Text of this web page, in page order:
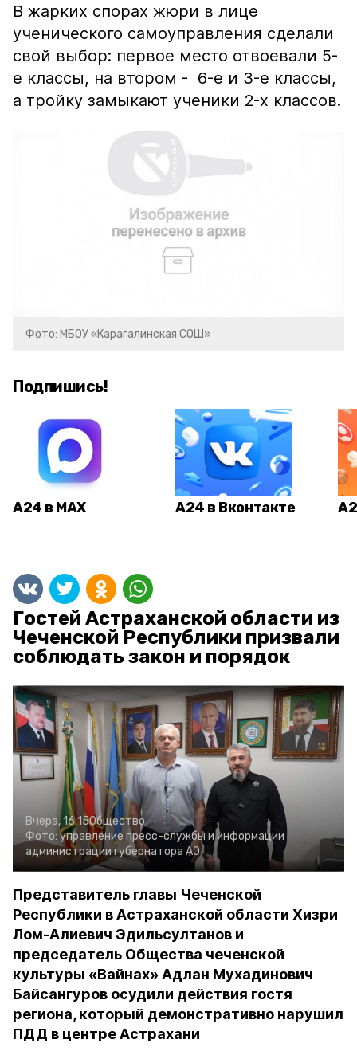
В жарких спорах жюри в лице
ученического самоуправления сделали
свой выбор: первое место отвоевали 5-
е классы, на втором - 6-е и 3-е классы,
а тройку замыкают ученики 2-х классов.
Фото: МБОУ «Карагалинская СОШ»
Подпишись!
А24 в MAX А24 в Вконтакте
Гостей Астраханской области из
Чеченской Республики призвали
соблюдать закон и порядок
Вчера, 16:15Общество
Фото: управление пресс-службы и информации
администрации губернатора АО
Представитель главы Чеченской
Республики в Астраханской области Хизри
Лом-Алиевич Эдильсултанов и
председатель Общества чеченской
культуры «Вайнах» Адлан Мухадинович
Байсангуров осудили действия гостя
региона, который демонстративно нарушил
ПДД в центре Астрахани